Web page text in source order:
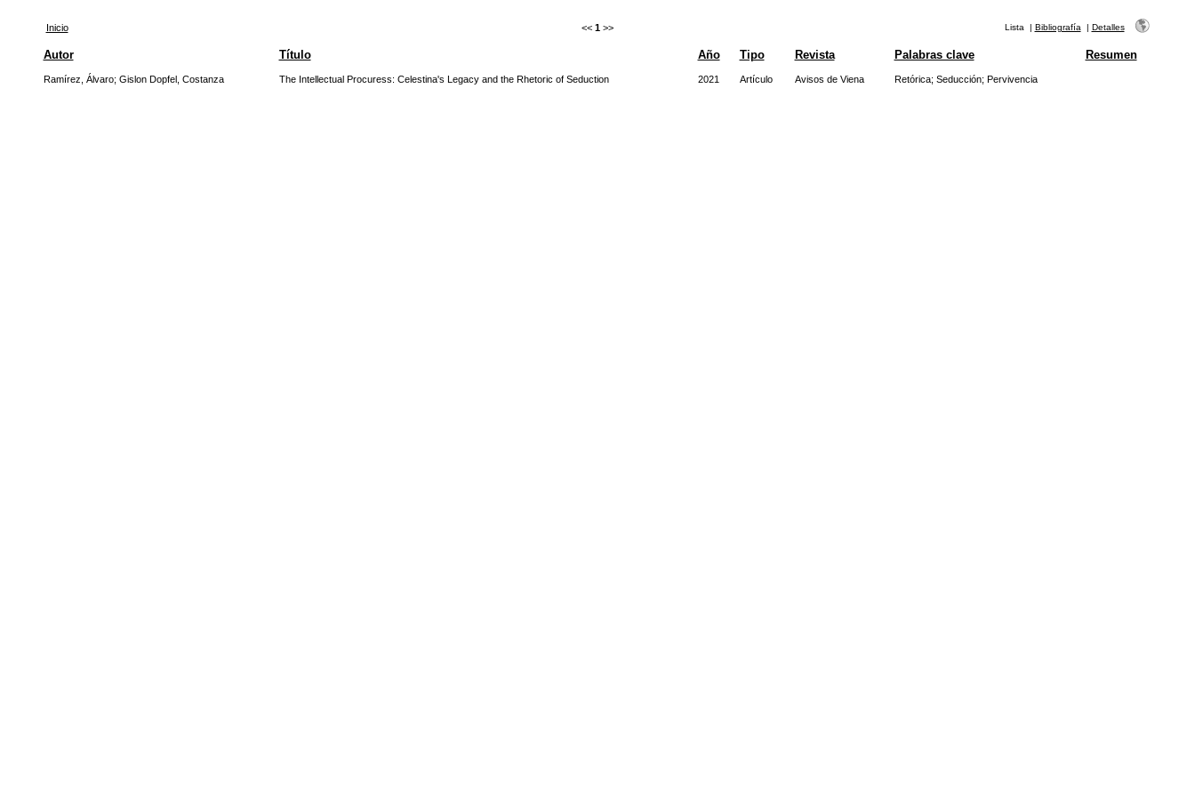
Inicio << 1 >> Lista | Bibliografía | Detalles
Autor Título Año Tipo Revista Palabras clave Resumen
Ramírez, Álvaro; Gislon Dopfel, Costanza The Intellectual Procuress: Celestina's Legacy and the Rhetoric of Seduction 2021 Artículo Avisos de Viena Retórica; Seducción; Pervivencia